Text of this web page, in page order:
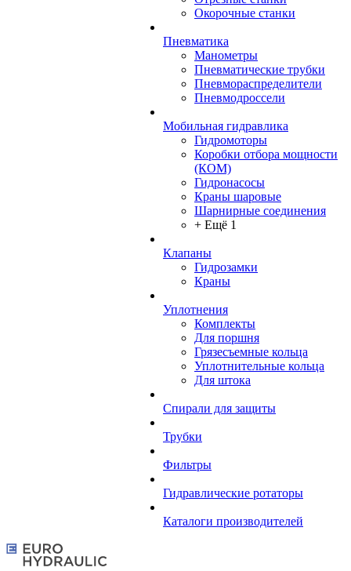
Окорочные станки
Пневматика
Манометры
Пневматические трубки
Пневмораспределители
Пневмодроссели
Мобильная гидравлика
Гидромоторы
Коробки отбора мощности
(КОМ)
Гидронасосы
Краны шаровые
Шарнирные соединения
+ Ещё 1
Клапаны
Гидрозамки
Краны
Уплотнения
Комплекты
Для поршня
Грязесъемные кольца
Уплотнительные кольца
Для штока
Спирали для защиты
Трубки
Фильтры
Гидравлические ротаторы
Каталоги производителей